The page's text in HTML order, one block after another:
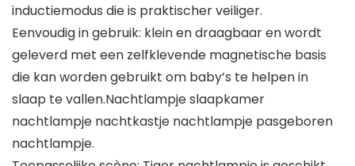
inductiemodus die is praktischer veiliger.
Eenvoudig in gebruik: klein en draagbaar en wordt
geleverd met een zelfklevende magnetische basis
die kan worden gebruikt om baby’s te helpen in
slaap te vallen.Nachtlampje slaapkamer
nachtlampje nachtkastje nachtlampje pasgeboren
nachtlampje.